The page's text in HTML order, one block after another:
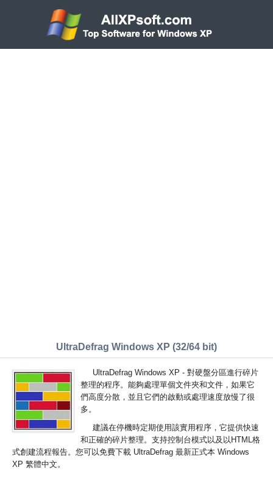
UltraDefrag Windows XP (32/64 bit)
UltraDefrag Windows XP - 對硬盤分區進行碎片
整理的程序。能夠處理單個文件夾和文件，如果它
們高度分散，並且它們的啟動或處理速度放慢了很
多。
建議在停機時定期使用該實用程序，它提供快速
和正確的碎片整理。支持控制台模式以及以HTML格
式創建流程報告。您可以免費下載 UltraDefrag 最新正式本 Windows
XP 繁體中文。